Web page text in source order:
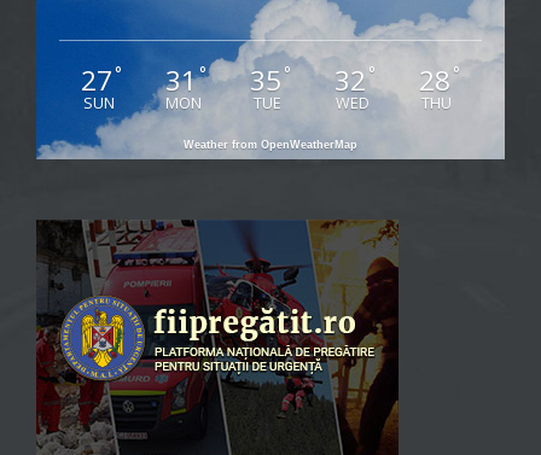
27°
SUN
31°
MON
35°
TUE
32 °
WED
28 °
THU
Weather from OpenWeatherMap